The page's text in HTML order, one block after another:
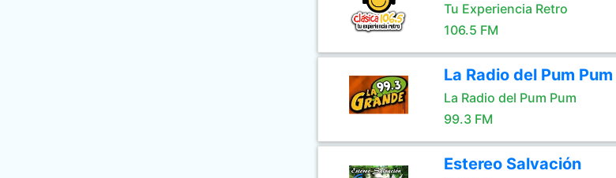
Tu Experiencia Retro
106.5 FM
La Radio del Pum Pum
La Radio del Pum Pum
99.3 FM
Estereo Salvación